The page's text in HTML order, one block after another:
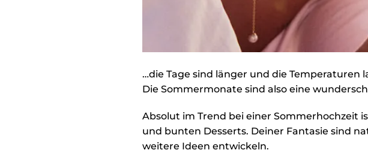
…die Tage sind länger und die Temperaturen
Die Sommermonate sind also eine
Absolut im Trend bei einer Sommerhochzeit
und bunten Desserts. Deiner Fantasie sind
weitere Ideen entwickeln.